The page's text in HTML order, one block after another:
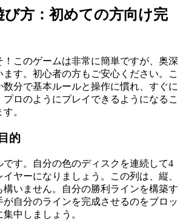
び方：初めての方向け完
！このゲームは非常に簡単ですが、奥深
す。初心者の方もご安心ください。こ
分で基本ルールと操作に慣れ、すぐに
プロのようにプレイできるようになるこ
。
的
です。自分の色のディスクを連続して4
ヤーになりましょう。この列は、縦、
いません。自分の勝利ラインを構築す
が自分のラインを完成させるのをブロッ
中しましょう。